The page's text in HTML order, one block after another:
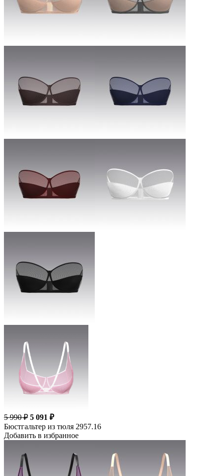
5 990 ₽ 5 091 ₽
Бюстгальтер из тюля 2957.16
Добавить в избранное